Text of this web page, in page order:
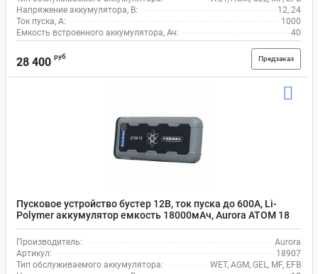
Напряжение аккумулятора, В:
12, 24
Ток пуска, А:
1000
Емкость встроенного аккумулятора, Ач:
40
28 400 руб Предзаказ
Пусковое устройство бустер 12В, ток пуска до 600А, Li-
Polymer аккумулятор емкость 18000мАч, Aurora ATOM 18
18907
Производитель:
Aurora
Артикул:
18907
Тип обслуживаемого аккумулятора:
WET, AGM, GEL, MF, EFB